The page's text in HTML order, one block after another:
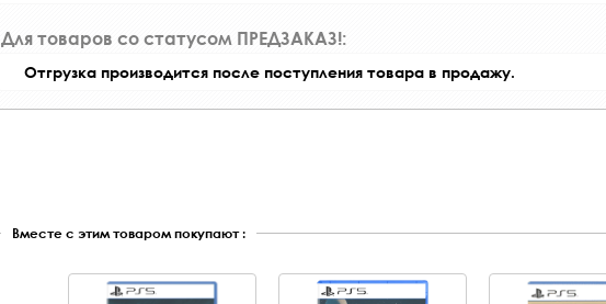
Для товаров со статусом ПРЕДЗАКАЗ!:
Отгрузка производится после поступления товара в продажу.
Вместе с этим товаром покупают :